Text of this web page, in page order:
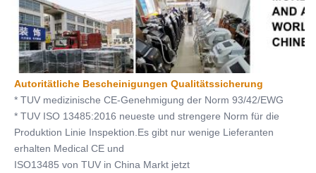
Autoritätliche Bescheinigungen Qualitätssicherung
* TUV medizinische CE-Genehmigung der Norm 93/42/EWG
* TUV ISO 13485:2016 neueste und strengere Norm für die
Produktion Linie Inspektion.Es gibt nur wenige Lieferanten
erhalten Medical CE und
ISO13485 von TUV in China Markt jetzt